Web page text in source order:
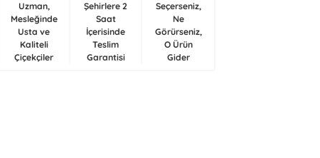
Uzman,
Mesleğinde
Usta ve
Kaliteli
Çiçekçiler
Şehirlere 2
Saat
İçerisinde
Teslim
Garantisi
Seçerseniz,
Ne
Görürseniz,
O Ürün
Gider